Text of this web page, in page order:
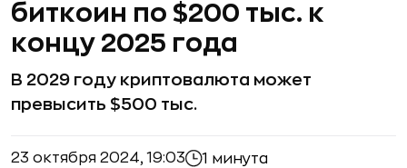
биткоин по $200 тыс. к
концу 2025 года
В 2029 году криптовалюта может
превысить $500 тыс.
23 октября 2024, 19:03 1 минута